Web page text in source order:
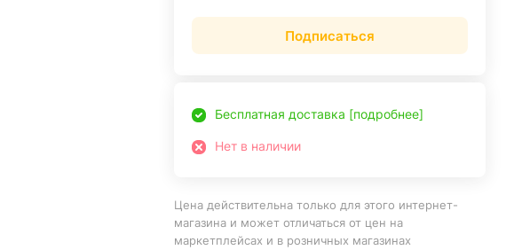
Подписаться
Бесплатная доставка [подробнее]
Нет в наличии
Цена действительна только для этого интернет-
магазина и может отличаться от цен на
маркетплейсах и в розничных магазинах